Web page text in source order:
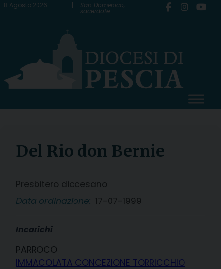
Skip
8 Agosto 2026 San Domenico,
sacerdote
Del Rio don Bernie
Presbitero diocesano
Data ordinazione: 17-07-1999
Incarichi
PARROCO
IMMACOLATA CONCEZIONE TORRICCHIO